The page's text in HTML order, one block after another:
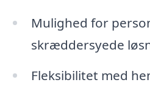
Mulighed for
skræddersyede
Fleksibilitet med